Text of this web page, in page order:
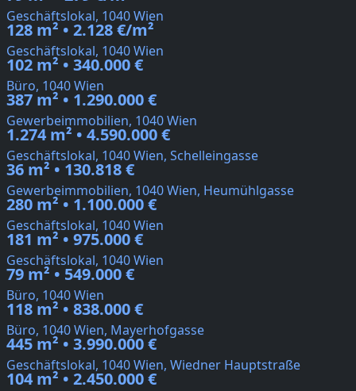
Geschäftslokal, 1040 Wien
128 m² • 2.128 €/m²
Geschäftslokal, 1040 Wien
102 m² • 340.000 €
Büro, 1040 Wien
387 m² • 1.290.000 €
Gewerbeimmobilien, 1040 Wien
1.274 m² • 4.590.000 €
Geschäftslokal, 1040 Wien, Schelleingasse
36 m² • 130.818 €
Gewerbeimmobilien, 1040 Wien, Heumühlgasse
280 m² • 1.100.000 €
Geschäftslokal, 1040 Wien
181 m² • 975.000 €
Geschäftslokal, 1040 Wien
79 m² • 549.000 €
Büro, 1040 Wien
118 m² • 838.000 €
Büro, 1040 Wien, Mayerhofgasse
445 m² • 3.990.000 €
Geschäftslokal, 1040 Wien, Wiedner Hauptstraße
104 m² • 2.450.000 €